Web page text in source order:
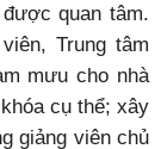
quan tâm.
Trung tâm
mưu cho nhà
cụ thể; xây
giảng viên chủ